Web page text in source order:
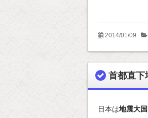
2014/01/09
首都直下
日本は地震大国